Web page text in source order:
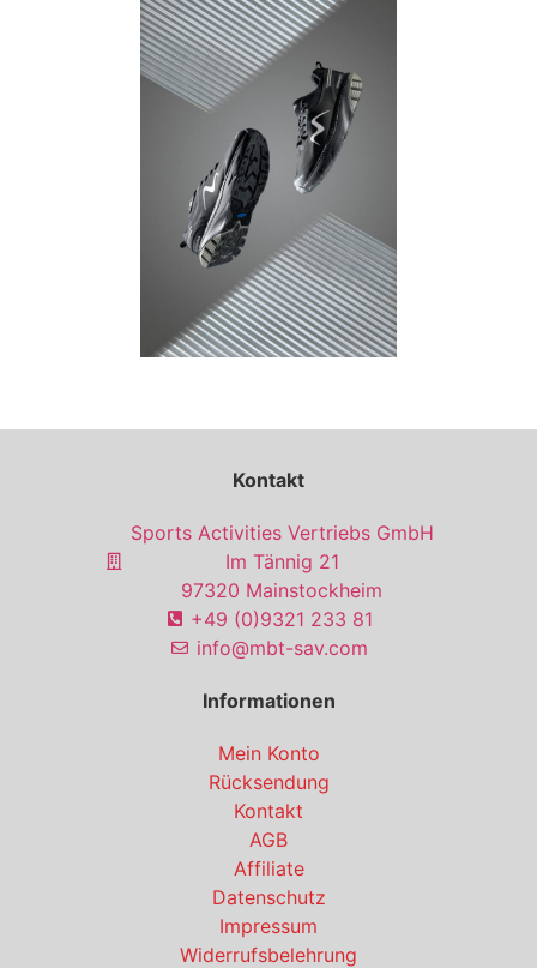
Kontakt
Sports Activities Vertriebs GmbH
Im Tännig 21
97320 Mainstockheim
+49 (0)9321 233 81
info@mbt-sav.com
Informationen
Mein Konto
Rücksendung
Kontakt
AGB
Affiliate
Datenschutz
Impressum
Widerrufsbelehrung